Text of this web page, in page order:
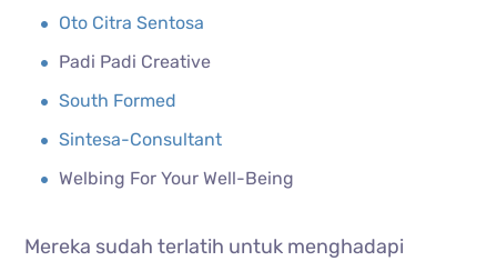
Oto Citra Sentosa
Padi Padi Creative
South Formed
Sintesa-Consultant
Welbing For Your Well-Being
Mereka sudah terlatih untuk menghadapi